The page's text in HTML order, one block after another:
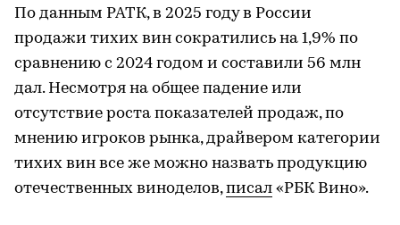
По данным РАТК, в 2025 году в России
продажи тихих вин сократились на 1,9% по
сравнению с 2024 годом и составили 56 млн
дал. Несмотря на общее падение или
отсутствие роста показателей продаж, по
мнению игроков рынка, драйвером категории
тихих вин все же можно назвать продукцию
отечественных виноделов,писал «РБК Вино».